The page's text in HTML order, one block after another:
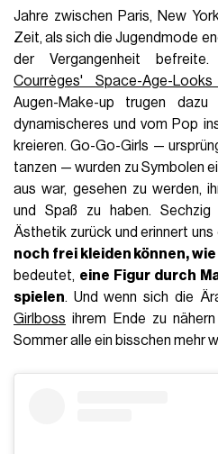
Jahre zwischen Paris, New
Zeit, als sich die Jugendmode
der Vergangenheit befreite.
Courrèges' Space-Age-
Augen-Make-up trugen
dynamischeres und vom Pop
kreieren. Go-Go-Girls —
tanzen — wurden zu Symbolen
aus war, gesehen zu werden,
und Spaß zu haben.
Ästhetik zurück und erinnert
noch frei kleiden können,
bedeutet, eine Figur durch
spielen. Und wenn sich die
Girlboss ihrem Ende zu
Sommer alle ein bisschen mehr